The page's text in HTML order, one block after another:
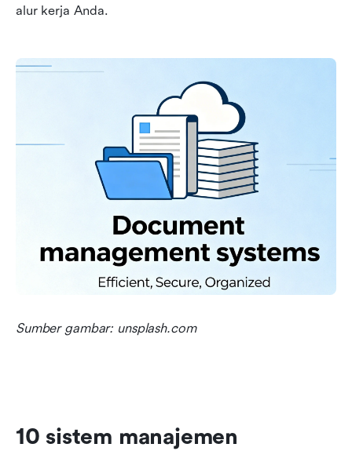
alur kerja Anda.
Sumber gambar: unsplash.com
10 sistem manajemen